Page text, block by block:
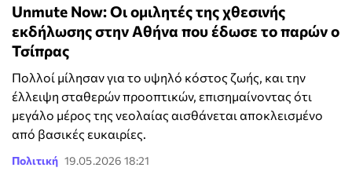
Unmute Now: Οι ομιλητές της χθεσινής
εκδήλωσης στην Αθήνα που έδωσε το παρών ο
Τσίπρας
Πολλοί μίλησαν για το υψηλό κόστος ζωής, και την
έλλειψη σταθερών προοπτικών, επισημαίνοντας ότι
μεγάλο μέρος της νεολαίας αισθάνεται αποκλεισμένο
από βασικές ευκαιρίες.
Πολιτική 19.05.2026 18:21